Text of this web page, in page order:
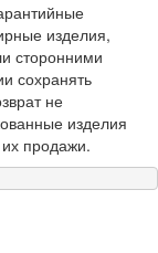
изделия,
сторонними
сохранять
не
изделия
продажи.